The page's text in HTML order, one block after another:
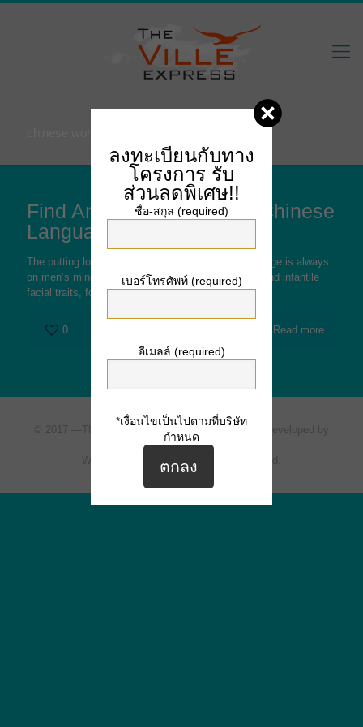
Find And Marry A Perfect Chinese
Language Bride Online
The putting look of Chinese ladies looking for marriage is always
on men’s minds. Being eager on miniature figures and infantile
facial traits, foreigners like you[…]
0 Read more
© 2017 — The Ville Express
All rights reserved. | Developed by
Siripat Estate One Co., Ltd.
Website Design by ArioMarketing Co., Ltd.
ลงทะเบียนกับทาง
โครงการ รับ
ส่วนลดพิเศษ!!
ชื่อ-สกุล (required)
เบอร์โทรศัพท์ (required)
อีเมลล์ (required)
*เงื่อนไขเป็นไปตามที่บริษัท
กำหนด